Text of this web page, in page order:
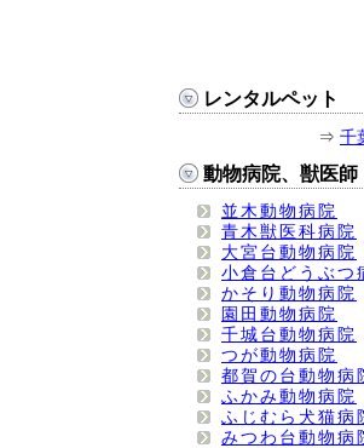
レンタルペット
⇒ 千
動物病院、獣医師
並木動物病院
青木獣医科病院
大宮台動物病院
小倉台どうぶつ
かそり動物病院
園田動物病院
千城台動物病院
つが動物病院
都賀の台動物病
ふかみ動物病院
ふじむら犬猫病
みつわ台動物病